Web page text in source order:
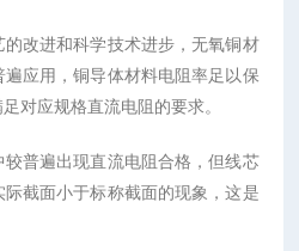
改进和科学技术进步，无氧铜材
应用，铜导体材料电阻率足以保
对应规格直流电阻的要求。
普遍出现直流电阻合格，但线芯
截面小于标称截面的现象，这是